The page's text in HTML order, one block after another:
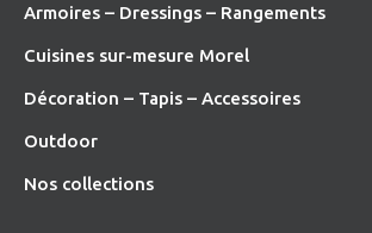
Armoires – Dressings – Rangements
Cuisines sur-mesure Morel
Décoration – Tapis – Accessoires
Outdoor
Nos collections